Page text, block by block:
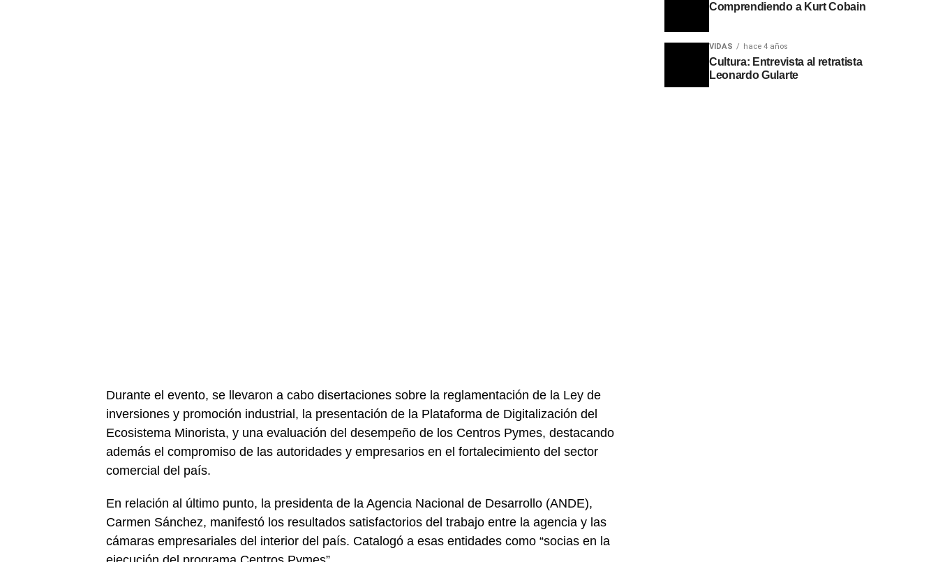
Durante el evento, se llevaron a cabo disertaciones sobre la reglamentación de la Ley de
inversiones y promoción industrial, la presentación de la Plataforma de Digitalización del
Ecosistema Minorista, y una evaluación del desempeño de los Centros Pymes, destacando
además el compromiso de las autoridades y empresarios en el fortalecimiento del sector
comercial del país.
En relación al último punto, la presidenta de la Agencia Nacional de Desarrollo (ANDE),
Carmen Sánchez, manifestó los resultados satisfactorios del trabajo entre la agencia y las
cámaras empresariales del interior del país. Catalogó a esas entidades como “socias en la
Comprendiendo a Kurt Cobain
VIDAS hace 4 años
Cultura: Entrevista al retratista
Leonardo Gularte